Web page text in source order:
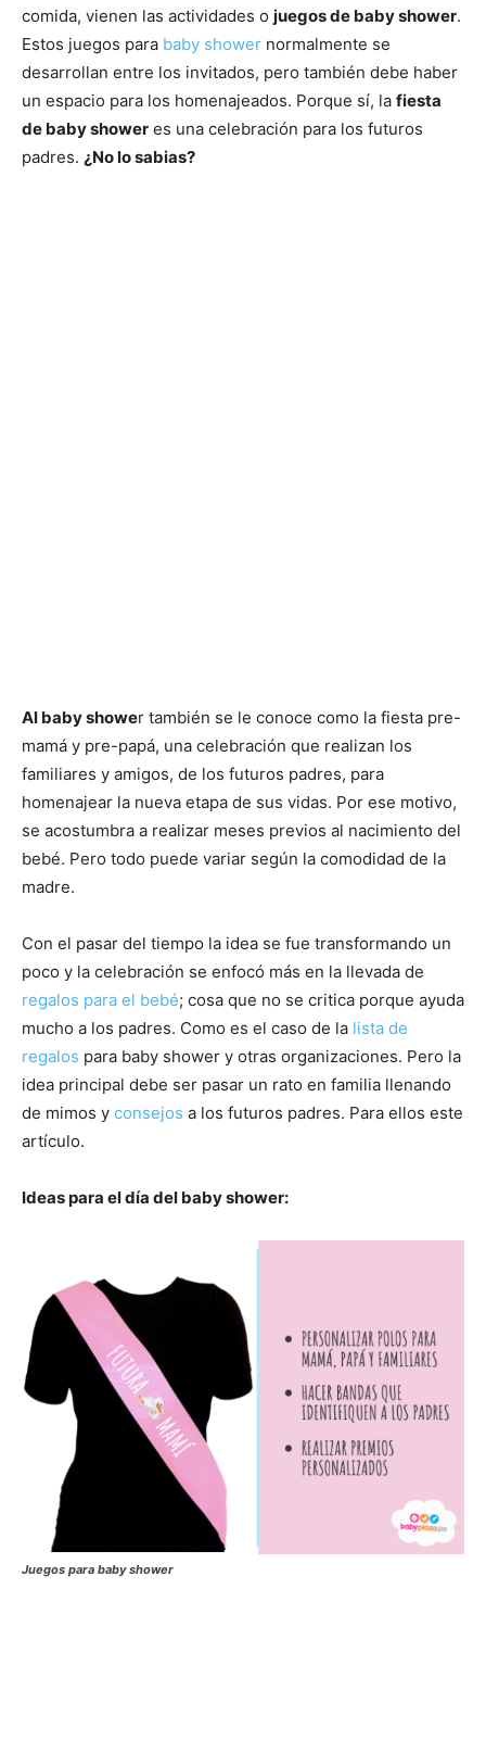
comida, vienen las actividades o juegos de baby shower.
Estos juegos para baby shower normalmente se
desarrollan entre los invitados, pero también debe haber
un espacio para los homenajeados. Porque sí, la fiesta
de baby shower es una celebración para los futuros
padres. ¿No lo sabias?
Al baby shower también se le conoce como la fiesta pre-
mamá y pre-papá, una celebración que realizan los
familiares y amigos, de los futuros padres, para
homenajear la nueva etapa de sus vidas. Por ese motivo,
se acostumbra a realizar meses previos al nacimiento del
bebé. Pero todo puede variar según la comodidad de la
madre.
Con el pasar del tiempo la idea se fue transformando un
poco y la celebración se enfocó más en la llevada de
regalos para el bebé; cosa que no se critica porque ayuda
mucho a los padres. Como es el caso de la lista de
regalos para baby shower y otras organizaciones. Pero la
idea principal debe ser pasar un rato en familia llenando
de mimos y consejos a los futuros padres. Para ellos este
artículo.
Ideas para el día del baby shower:
Juegos para baby shower